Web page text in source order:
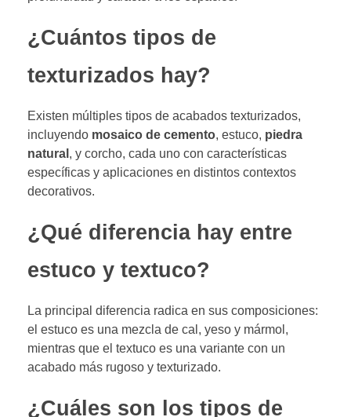
¿Cuántos tipos de
texturizados hay?
Existen múltiples tipos de acabados texturizados,
incluyendo mosaico de cemento, estuco, piedra
natural , y corcho, cada uno con características
específicas y aplicaciones en distintos contextos
decorativos.
¿Qué diferencia hay entre
estuco y textuco?
La principal diferencia radica en sus composiciones:
el estuco es una mezcla de cal, yeso y mármol,
mientras que el textuco es una variante con un
acabado más rugoso y texturizado.
¿Cuáles son los tipos de